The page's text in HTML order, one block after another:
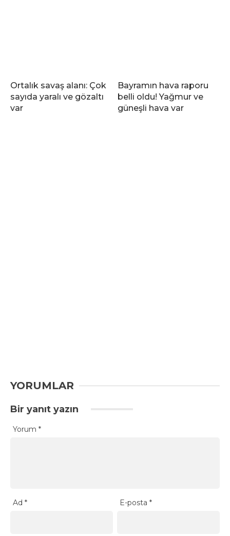
Ortalık savaş alanı: Çok
sayıda yaralı ve gözaltı
var
Bayramın hava raporu
belli oldu! Yağmur ve
güneşli hava var
YORUMLAR
Bir yanıt yazın
Yorum *
Ad * E-posta*